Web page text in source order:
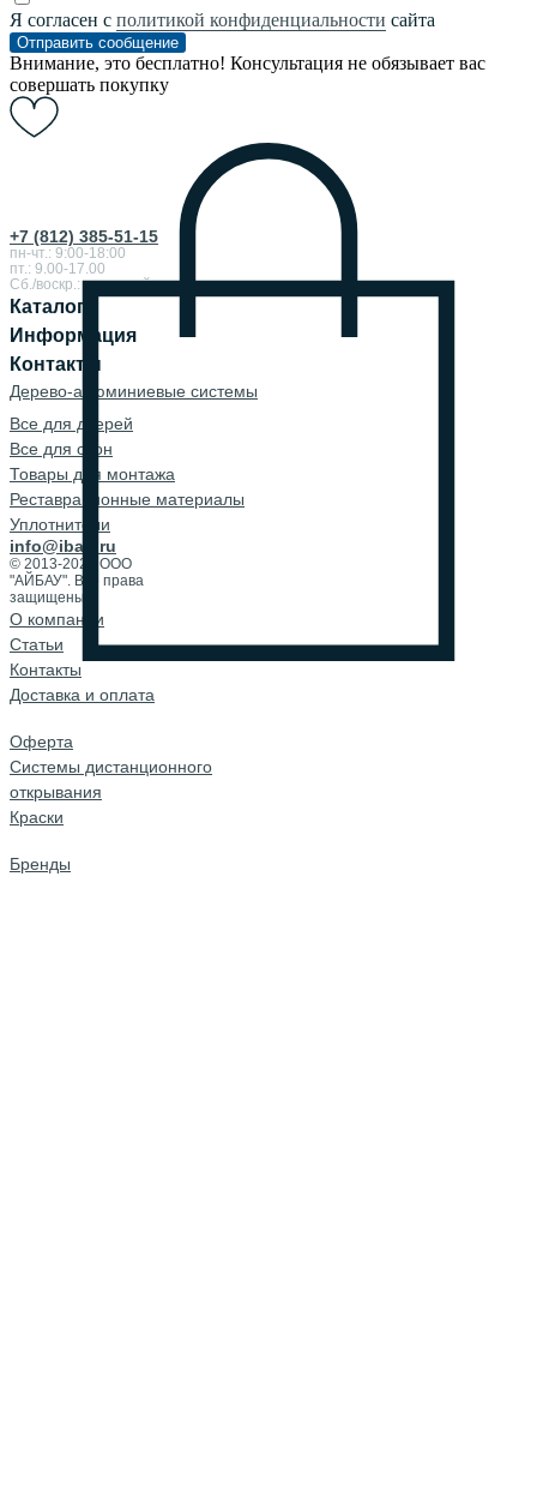
+7 (812) 385-51-15
пн-чт.: 9:00-18:00
пт.: 9.00-17.00
Сб./воскр.: выходной
Каталог
Информация
Контакты
Дерево-алюминиевые системы
Все для дверей
Все для окон
Товары для монтажа
Реставрационные материалы
Уплотнители
info@ibau.ru
© 2013-2026 ООО
"АЙБАУ". Все права
защищены.
О компании
Cтатьи
Контакты
Доставка и оплата
Оферта
Системы дистанционного
открывания
Краски
Бренды
Я согласен с политикой конфиденциальности сайта
Отправить сообщение
Внимание, это бесплатно! Консультация не обязывает вас
совершать покупку